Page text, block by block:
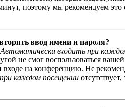
поэтому мы рекомендуем это
ввод имени и пароля?
Автоматически входить при
не смог воспользоваться
на конференцию. Не
каждом посещении